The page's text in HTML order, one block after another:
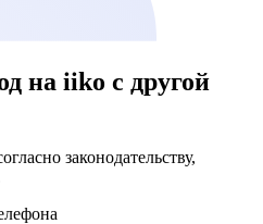
на iiko с другой
законодательству,